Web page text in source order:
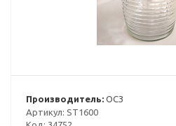
Производитель: ОСЗ
Артикул: ST1600